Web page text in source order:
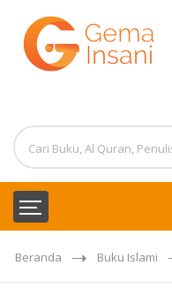
Beranda Buku Islami